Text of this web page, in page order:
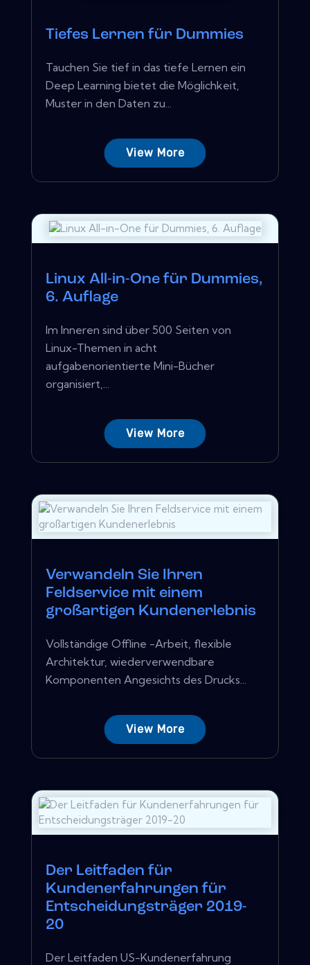
Tiefes Lernen für Dummies
Tauchen Sie tief in das tiefe Lernen ein
Deep Learning bietet die Möglichkeit,
Muster in den Daten zu...
View More
Linux All-in-One für Dummies,
6. Auflage
Im Inneren sind über 500 Seiten von
Linux-Themen in acht
aufgabenorientierte Mini-Bücher
organisiert,...
View More
Verwandeln Sie Ihren
Feldservice mit einem
großartigen Kundenerlebnis
Vollständige Offline -Arbeit, flexible
Architektur, wiederverwendbare
Komponenten Angesichts des Drucks...
View More
Der Leitfaden für
Kundenerfahrungen für
Entscheidungsträger 2019-
20
Der Leitfaden US-Kundenerfahrung